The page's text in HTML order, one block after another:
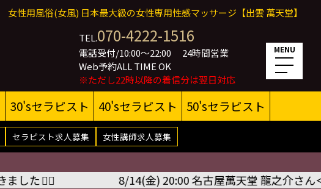
女性用風俗(女風) 日本最大級の女性専用性感マッサージ【出雲 萬天堂】
TEL.070-4222-1516
電話受付/10:00～22:00 24時間営業
Web予約ALL TIME OK
※ただし22時以降の着信分は翌日対応
MENU
30'sセラピスト 40'sセラピスト 50'sセラピスト
セラピスト求人募集 女性講師求人募集
8/14(金) 20:00 名古屋萬天堂 龍之介さん＜暑気払いイベント